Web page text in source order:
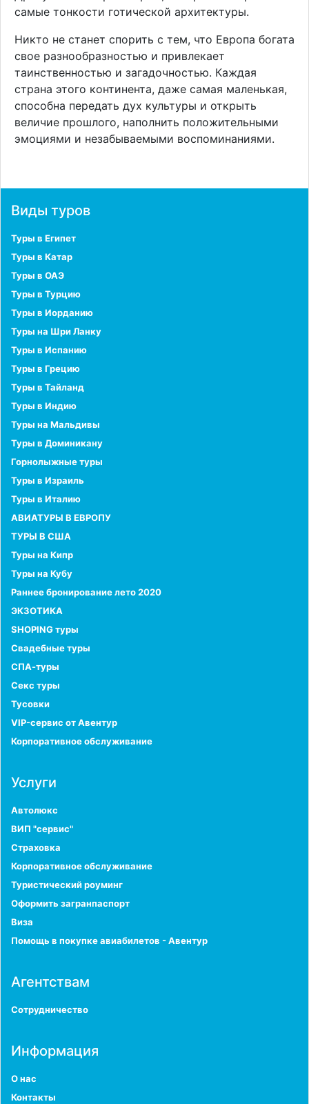
самые тонкости готической архитектуры.
Никто не станет спорить с тем, что Европа богата
свое разнообразностью и привлекает
таинственностью и загадочностью. Каждая
страна этого континента, даже самая маленькая,
способна передать дух культуры и открыть
величие прошлого, наполнить положительными
эмоциями и незабываемыми воспоминаниями.
Виды туров
Туры в Египет
Туры в Катар
Туры в ОАЭ
Туры в Турцию
Туры в Иорданию
Туры на Шри Ланку
Туры в Испанию
Туры в Грецию
Туры в Тайланд
Туры в Индию
Туры на Мальдивы
Туры в Доминикану
Горнолыжные туры
Туры в Израиль
Туры в Италию
АВИАТУРЫ В ЕВРОПУ
ТУРЫ В США
Туры на Кипр
Туры на Кубу
Раннее бронирование лето 2020
ЭКЗОТИКА
SHOPING туры
Свадебные туры
СПА-туры
Секс туры
Тусовки
VIP-сервис от Авентур
Корпоративное обслуживание
Услуги
Автолюкс
ВИП "сервис"
Страховка
Корпоративное обслуживание
Туристический роуминг
Оформить загранпаспорт
Виза
Помощь в покупке авиабилетов - Авентур
Агентствам
Сотрудничество
Информация
О нас
Контакты